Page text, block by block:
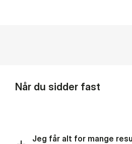
Når du sidder fast
Jeg får alt for mange